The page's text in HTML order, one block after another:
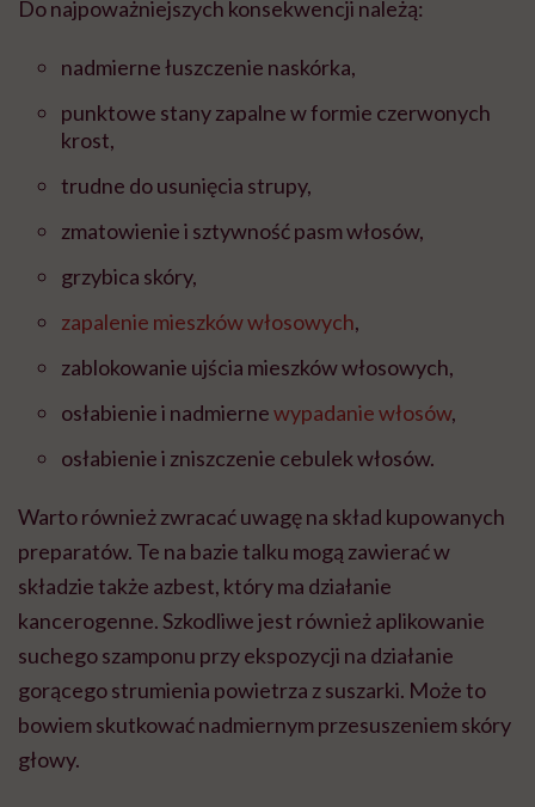
Do najpoważniejszych konsekwencji należą:
nadmierne łuszczenie naskórka,
punktowe stany zapalne w formie czerwonych
krost,
trudne do usunięcia strupy,
zmatowienie i sztywność pasm włosów,
grzybica skóry,
zapalenie mieszków włosowych,
zablokowanie ujścia mieszków włosowych,
osłabienie i nadmiernewypadanie włosów,
osłabienie i zniszczenie cebulek włosów.
Warto również zwracać uwagę na skład kupowanych
preparatów. Te na bazie talku mogą zawierać w
składzie także azbest, który ma działanie
kancerogenne.Szkodliwe jest również aplikowanie
suchego szamponu przy ekspozycji na działanie
gorącego strumienia powietrza z suszarki. Może to
bowiem skutkować nadmiernym przesuszeniem skóry
głowy.